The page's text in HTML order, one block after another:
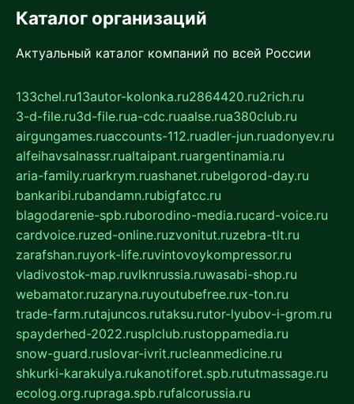
Каталог организаций
Актуальный каталог компаний по всей России
133chel.ru13autor-kolonka.ru2864420.ru2rich.ru
3-d-file.ru3d-file.rua-cdc.ruaalse.rua380club.ru
airgungames.ruaccounts-112.ruadler-jun.ruadonyev.ru
alfeihavsalnassr.rualtaipant.ruargentinamia.ru
aria-family.ruarkrym.ruashanet.rubelgorod-day.ru
bankaribi.rubandamn.rubigfatcc.ru
blagodarenie-spb.ruborodino-media.rucard-voice.ru
cardvoice.ruzed-online.ruzvonitut.ruzebra-tlt.ru
zarafshan.ruyork-life.ruvintovoykompressor.ru
vladivostok-map.ruvlknrussia.ruwasabi-shop.ru
webamator.ruzaryna.ruyoutubefree.rux-ton.ru
trade-farm.rutajuncos.rutaksu.rutor-lyubov-i-grom.ru
spayderhed-2022.rusplclub.rustoppamedia.ru
snow-guard.ruslovar-ivrit.rucleanmedicine.ru
shkurki-karakulya.rukanotiforet.spb.rututmassage.ru
ecolog.org.rupraga.spb.rufalcorussia.ru